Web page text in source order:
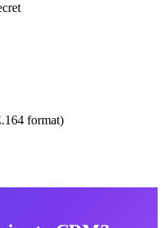
format)